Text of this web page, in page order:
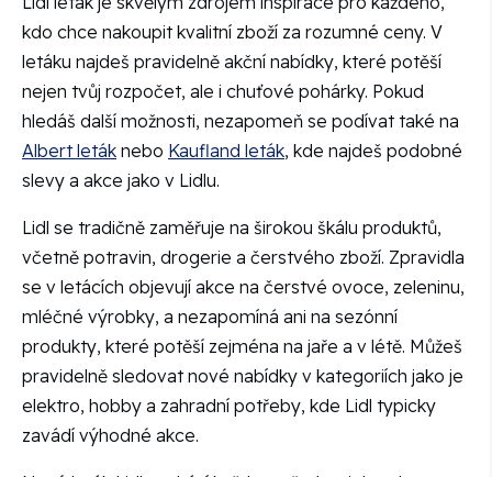
kdo chce nakoupit kvalitní zboží za rozumné ceny. V
letáku najdeš pravidelně akční nabídky, které potěší
nejen tvůj rozpočet, ale i chuťové pohárky. Pokud
hledáš další možnosti, nezapomeň se podívat také na
Albert leták nebo Kaufland leták, kde najdeš podobné
slevy a akce jako v Lidlu.
Lidl se tradičně zaměřuje na širokou škálu produktů,
včetně potravin, drogerie a čerstvého zboží. Zpravidla
se v letácích objevují akce na čerstvé ovoce, zeleninu,
mléčné výrobky, a nezapomíná ani na sezónní
produkty, které potěší zejména na jaře a v létě. Můžeš
pravidelně sledovat nové nabídky v kategoriích jako je
elektro, hobby a zahradní potřeby, kde Lidl typicky
zavádí výhodné akce.